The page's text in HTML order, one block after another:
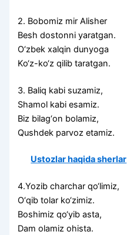
2. Bobomiz mir Alisher
Besh dostonni yaratgan.
O‘zbek xalqin dunyoga
Ko‘z-ko‘z qilib taratgan.
3. Baliq kabi suzamiz,
Shamol kabi esamiz.
Biz bilag‘on bolamiz,
Qushdek parvoz etamiz.
Ustozlar haqida sherlar
4.Yozib charchar qo‘limiz,
O‘qib tolar ko‘zimiz.
Boshimiz qo‘yib asta,
Dam olamiz ohista.